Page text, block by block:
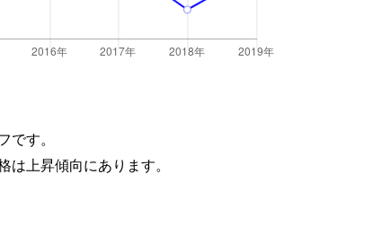
す。
上昇傾向にあります。